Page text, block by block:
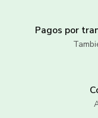
Pagos por